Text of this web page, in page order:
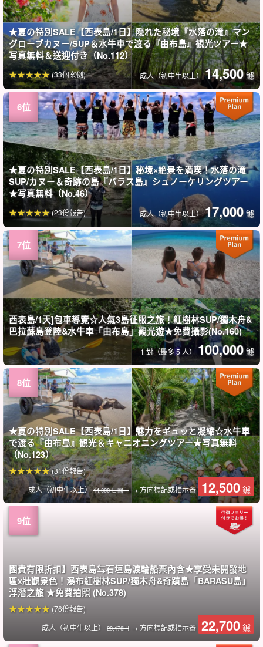
★夏の特別SALE【西表島/1日】隠れた秘境『水落の滝』マン
グローブカヌー/SUP＆水牛車で渡る『由布島』観光ツアー★
写真無料＆送迎付き（No.112）
成人（初中生以上）14,500 鑢
(33個案例)
★夏の特別SALE【西表島/1日】秘境×絶景を満喫！水落の滝
SUP/カヌー＆奇跡の島『バラス島』シュノーケリングツアー
★写真無料（No.46）
成人（初中生以上）17,000 鑢
(23份報告)
西表島/1天]包車導覽☆人氣3島征服之旅！紅樹林SUP/獨木舟&
巴拉蘇島登陸&水牛車「由布島」觀光遊★免費攝影(No.160)
1 對（最多 5 人） 100,000 鑢
★夏の特別SALE【西表島/1日】魅力をギュッと凝縮☆水牛車
で渡る『由布島』観光＆キャニオニングツアー★写真無料
（No.123）
成人（初中生以上）14,000 日圓。→ 方向標記或指示器 12,500 鑢
(31份報告)
團費有限折扣】西表島⇆石垣島渡輪船票內含★享受未開發地
區x壯觀景色！瀑布紅樹林SUP/獨木舟&奇蹟島「BARASU島」
浮潛之旅 ★免費拍照 (No.378)
成人（初中生以上） 29,170円 → 方向標記或指示器 22,700 鑢
(76份報告)